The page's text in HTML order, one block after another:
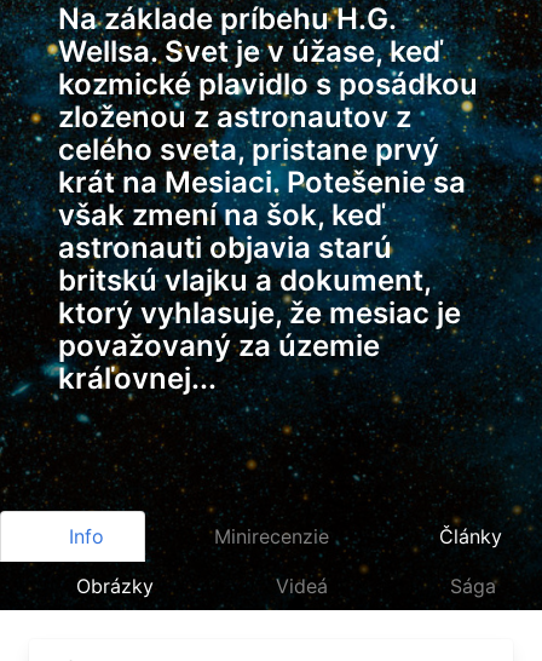
Na základe príbehu H.G.
Wellsa. Svet je v úžase, keď
kozmické plavidlo s posádkou
zloženou z astronautov z
celého sveta, pristane prvý
krát na Mesiaci. Potešenie sa
však zmení na šok, keď
astronauti objavia starú
britskú vlajku a dokument,
ktorý vyhlasuje, že mesiac je
považovaný za územie
kráľovnej...
Info Minirecenzie Články
Obrázky Videá Sága